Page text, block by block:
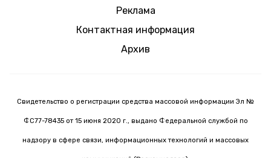
Реклама
Контактная информация
Архив
Свидетельство о регистрации средства массовой информации Эл №
ФС77-78435 от 15 июня 2020 г., выдано Федеральной службой по
надзору в сфере связи, информационных технологий и массовых